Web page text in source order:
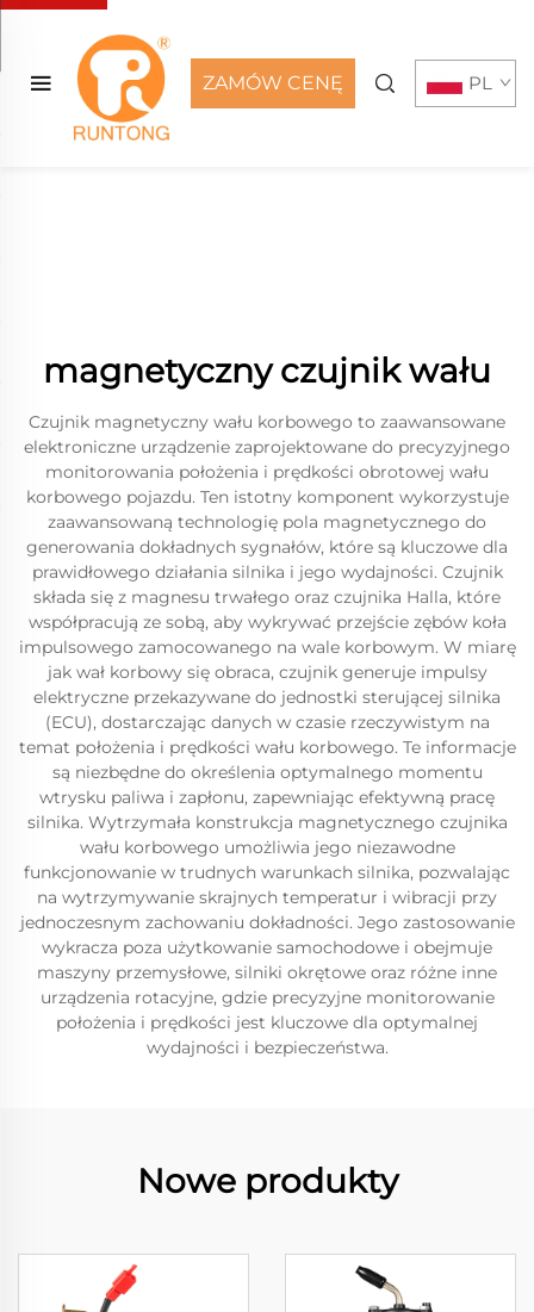
ZAMÓW CENĘ PL
magnetyczny czujnik wału
Czujnik magnetyczny wału korbowego to zaawansowane
elektroniczne urządzenie zaprojektowane do precyzyjnego
monitorowania położenia i prędkości obrotowej wału
korbowego pojazdu. Ten istotny komponent wykorzystuje
zaawansowaną technologię pola magnetycznego do
generowania dokładnych sygnałów, które są kluczowe dla
prawidłowego działania silnika i jego wydajności. Czujnik
składa się z magnesu trwałego oraz czujnika Halla, które
współpracują ze sobą, aby wykrywać przejście zębów koła
impulsowego zamocowanego na wale korbowym. W miarę
jak wał korbowy się obraca, czujnik generuje impulsy
elektryczne przekazywane do jednostki sterującej silnika
(ECU), dostarczając danych w czasie rzeczywistym na
temat położenia i prędkości wału korbowego. Te informacje
są niezbędne do określenia optymalnego momentu
wtrysku paliwa i zapłonu, zapewniając efektywną pracę
silnika. Wytrzymała konstrukcja magnetycznego czujnika
wału korbowego umożliwia jego niezawodne
funkcjonowanie w trudnych warunkach silnika, pozwalając
na wytrzymywanie skrajnych temperatur i wibracji przy
jednoczesnym zachowaniu dokładności. Jego zastosowanie
wykracza poza użytkowanie samochodowe i obejmuje
maszyny przemysłowe, silniki okrętowe oraz różne inne
urządzenia rotacyjne, gdzie precyzyjne monitorowanie
położenia i prędkości jest kluczowe dla optymalnej
wydajności i bezpieczeństwa.
Nowe produkty